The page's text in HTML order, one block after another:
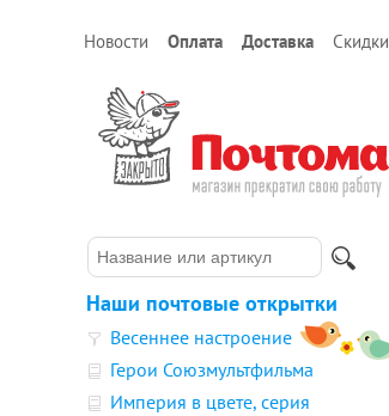
Новости Оплата Доставка Скидки
Наши почтовые открытки
Весеннее настроение
Герои Союзмультфильма
Империя в цвете, серия